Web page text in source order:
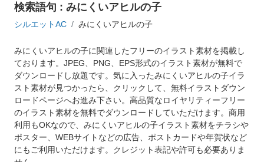
検索語句 : みにくいアヒルの子
シルエットAC みにくいアヒルの子
みにくいアヒルの子に関連したフリーのイラスト素材を掲載し
ております。JPEG、PNG、EPS形式のイラスト素材が無料で
ダウンロードし放題です。気に入ったみにくいアヒルの子イラ
スト素材が見つかったら、クリックして、無料イラストダウン
ロードページへお進み下さい。高品質なロイヤリティーフリー
のイラスト素材を無料でダウンロードしていただけます。商用
利用もOKなので、みにくいアヒルの子イラスト素材をチラシや
ポスター、WEBサイトなどの広告、ポストカードや年賀状など
にもご利用いただけます。クレジット表記や許可も必要ありま